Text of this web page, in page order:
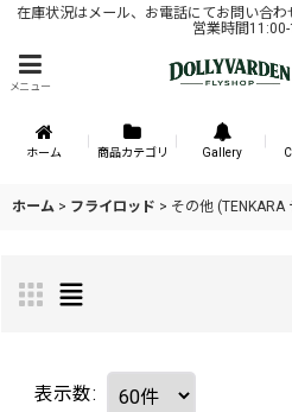
在庫状況はメール、お電話にてお問い合
営業時間
メニュー
ホーム 商品カテゴリ Gallery
ホーム > フライロッド > その他 (TENKARA
表示数: